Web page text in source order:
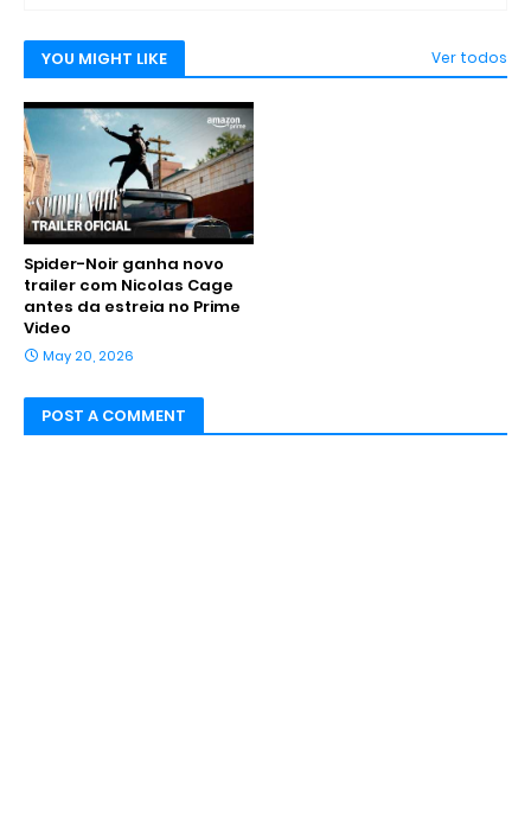
YOU MIGHT LIKE Ver todos
Spider-Noir ganha novo
trailer com Nicolas Cage
antes da estreia no Prime
Video
May 20, 2026
POST A COMMENT